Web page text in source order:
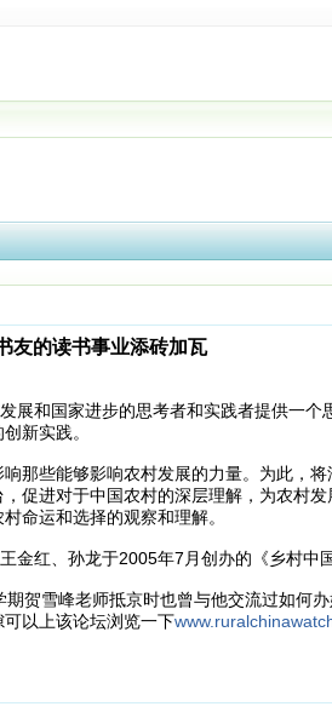
友的读书事业添砖加瓦
和国家进步的思考者和实践者提供一个
新实践。
些能够影响农村发展的力量。为此，将
促进对于中国农村的深层理解，为农村
命运和选择的观察和理解。
红、孙龙于2005年7月创办的《乡村中
贺雪峰老师抵京时也曾与他交流过如何
以上该论坛浏览一下